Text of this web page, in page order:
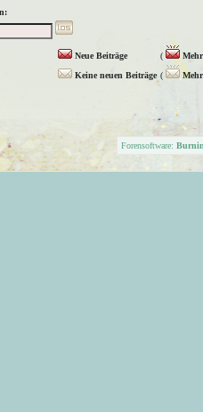
Neue Beiträge (
Keine neuen Beiträge (
Forensoftware: